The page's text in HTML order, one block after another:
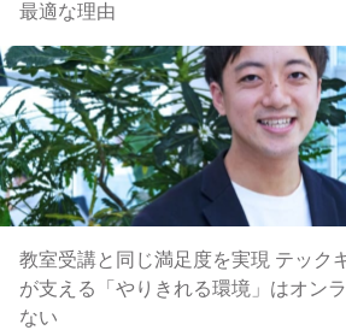
最適な理由
教室受講と同じ満足度を実現 テック
が支える「やりきれる環境」はオン
ない